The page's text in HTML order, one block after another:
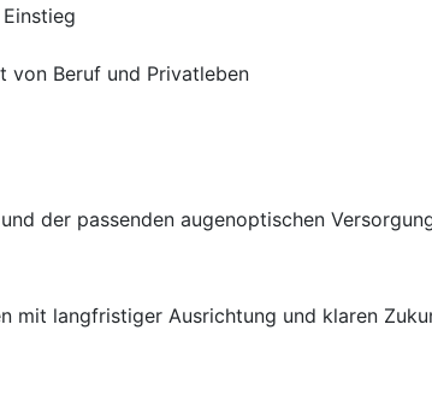
von Beruf und Privatleben
der passenden augenoptischen
mit langfristiger Ausrichtung und klaren